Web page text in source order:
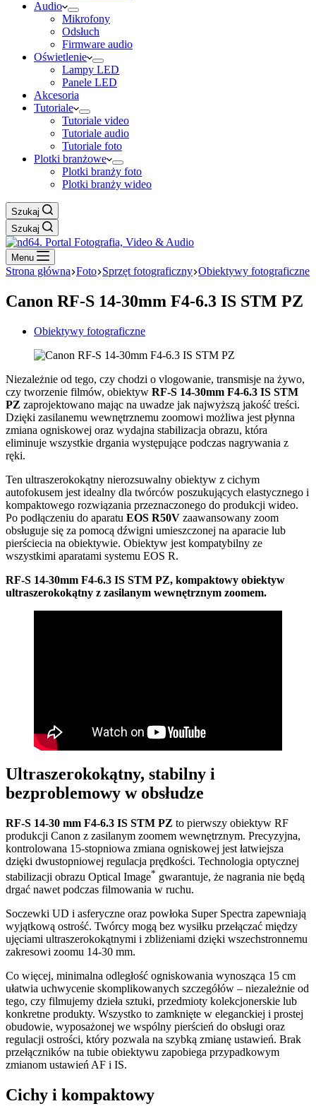
Audio
Mikrofony
Odsłuch
Firmware audio
Oświetlenie
Lampy LED
Panele LED
Akcesoria
Tutoriale
Tutoriale video
Tutoriale audio
Tutoriale foto
Plotki branżowe
Plotki branży foto
Plotki branży wideo
Szukaj
Szukaj
Menu
Strona główna Foto Sprzęt fotograficzny Obiektywy fotograficzne
Canon RF-S 14-30mm F4-6.3 IS STM PZ
Obiektywy fotograficzne
Niezależnie od tego, czy chodzi o vlogowanie, transmisje na żywo,
czy tworzenie filmów, obiektyw RF-S 14-30mm F4-6.3 IS STM
PZ zaprojektowano mając na uwadze jak najwyższą jakość treści.
Dzięki zasilanemu wewnętrznemu zoomowi możliwa jest płynna
zmiana ogniskowej oraz wydajna stabilizacja obrazu, która
eliminuje wszystkie drgania występujące podczas nagrywania z
ręki.
Ten ultraszerokokątny nierozsuwalny obiektyw z cichym
autofokusem jest idealny dla twórców poszukujących elastycznego i
kompaktowego rozwiązania przeznaczonego do produkcji wideo.
Po podłączeniu do aparatu EOS R50V zaawansowany zoom
obsługuje się za pomocą dźwigni umieszczonej na aparacie lub
pierściecia na obiektywie. Obiektyw jest kompatybilny ze
wszystkimi aparatami systemu EOS R.
RF-S 14-30mm F4-6.3 IS STM PZ, kompaktowy obiektyw
ultraszerokokątny z zasilanym wewnętrznym zoomem.
Ultraszerokokątny, stabilny i
bezproblemowy w obsłudze
RF-S 14-30 mm F4-6.3 IS STM PZ to pierwszy obiektyw RF
produkcji Canon z zasilanym zoomem wewnętrznym. Precyzyjna,
kontrolowana 15-stopniowa zmiana ogniskowej jest łatwiejsza
dzięki dwustopniowej regulacja prędkości. Technologia optycznej
stabilizacji obrazu Optical Image* gwarantuje, że nagrania nie będą
drgać nawet podczas filmowania w ruchu.
Soczewki UD i asferyczne oraz powłoka Super Spectra zapewniają
wyjątkową ostrość. Twórcy mogą bez wysiłku przełączać między
ujęciami ultraszerokokątnymi i zbliżeniami dzięki wszechstronnemu
zakresowi zoomu 14-30 mm.
Co więcej, minimalna odległość ogniskowania wynosząca 15 cm
ułatwia uchwycenie skomplikowanych szczegółów – niezależnie od
tego, czy filmujemy dzieła sztuki, przedmioty kolekcjonerskie lub
konkretne produkty. Wszystko to zamknięte w eleganckiej i prostej
obudowie, wyposażonej we wspólny pierścień do obsługi oraz
regulacji ostrości, który pozwala na szybką zmianę ustawień. Brak
przełączników na tubie obiektywu zapobiega przypadkowym
zmianom ustawień AF i IS.
Cichy i kompaktowy